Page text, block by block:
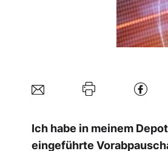
Ich habe in meinem
eingeführte